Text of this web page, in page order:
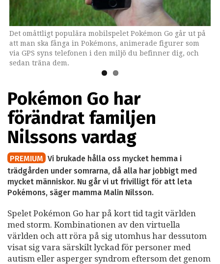
Det omåttligt populära mobilspelet Pokémon Go går ut på
att man ska fånga in Pokémons, animerade figurer som
via GPS syns telefonen i den miljö du befinner dig, och
sedan träna dem.
Vi vet alla att vi borde vara ute mer och röra på oss så jag
tror hela familjen såg sin chans här att förena nytta med
nöje, säger Malin Nilsson.
Pokémon Go har
förändrat familjen
Nilssons vardag
PREMIUM Vi brukade hålla oss mycket hemma i
trädgården under somrarna, då alla har jobbigt med
mycket människor. Nu går vi ut frivilligt för att leta
Pokémons, säger mamma Malin Nilsson.
Spelet Pokémon Go har på kort tid tagit världen
med storm. Kombinationen av den virtuella
världen och att röra på sig utomhus har dessutom
visat sig vara särskilt lyckad för personer med
autism eller asperger syndrom eftersom det genom